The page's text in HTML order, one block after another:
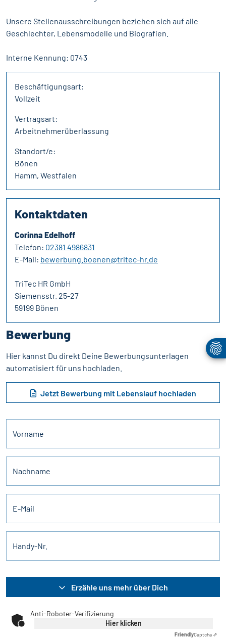
Unsere Stellenausschreibungen beziehen sich auf alle
Geschlechter, Lebensmodelle und Biografien.
Interne Kennung: 0743
Beschäftigungsart:
Vollzeit
Vertragsart:
Arbeitnehmerüberlassung
Standort/e:
Bönen
Hamm, Westfalen
Kontaktdaten
Corinna Edelhoff
Telefon: 02381 4986831
E-Mail: bewerbung.boenen@tritec-hr.de
TriTec HR GmbH
Siemensstr. 25-27
59199 Bönen
Bewerbung
Hier kannst Du direkt Deine Bewerbungsunterlagen
automatisiert für uns hochladen.
Jetzt Bewerbung mit Lebenslauf hochladen
Vorname
Nachname
E-Mail
Handy-Nr.
Erzähle uns mehr über Dich
Anti-Roboter-Verifizierung
Hier klicken
FriendlyCaptcha ⇗